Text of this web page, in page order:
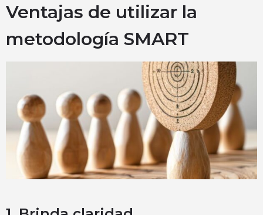
Ventajas de utilizar la
metodología SMART